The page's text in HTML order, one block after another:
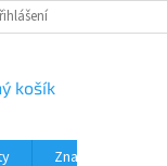
PŮJČOVNA
košík
Značky